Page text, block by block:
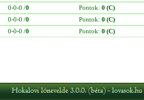
0-0-0 /0 Pontok: 0 (C)
0-0-0 /0 Pontok: 0 (C)
0-0-0 /0 Pontok: 0 (C)